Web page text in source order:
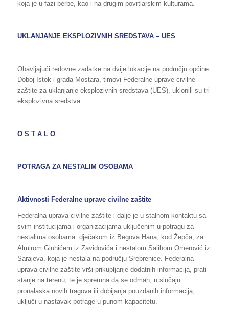
koja je u fazi berbe, kao i na drugim povrtlarskim kulturama.
UKLANJANJE EKSPLOZIVNIH SREDSTAVA – UES
Obavljajući redovne zadatke na dvije lokacije na području općine
Doboj-Istok i grada Mostara, timovi Federalne uprave civilne
zaštite za uklanjanje eksplozivnih sredstava (UES), uklonili su tri
eksplozivna sredstva.
O S T A L O
POTRAGA ZA NESTALIM OSOBAMA
Aktivnosti Federalne uprave civilne zaštite
Federalna uprava civilne zaštite i dalje je u stalnom kontaktu sa
svim institucijama i organizacijama uključenim u potragu za
nestalima osobama: dječakom iz Begova Hana, kod Žepča, za
Almirom Gluhićem iz Zavidovića i nestalom Salihom Omerović iz
Sarajeva, koja je nestala na području Srebrenice. Federalna
uprava civilne zaštite vrši prikupljanje dodatnih informacija, prati
stanje na terenu, te je spremna da se odmah, u slučaju
pronalaska novih tragova ili dobijanja pouzdanih informacija,
uključi u nastavak potrage u punom kapacitetu.